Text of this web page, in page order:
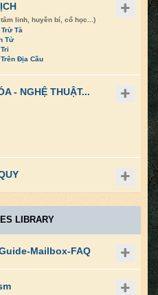
linh, huyền bí, cổ học...)
Tà
Tử
Địa Cầu
- NGHỆ THUẬT...
LIBRARY
Mailbox-FAQ